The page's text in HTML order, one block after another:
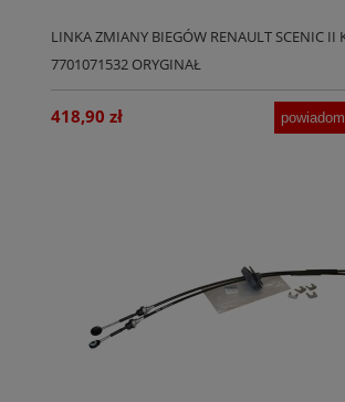
LINKA ZMIANY BIEGÓW RENAULT SCENIC II
7701071532 ORYGINAŁ
418,90 zł